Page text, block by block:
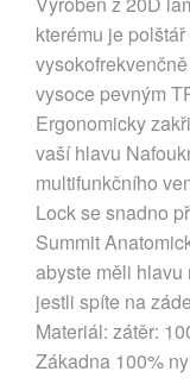
kterému je
vysoce pevným
Ergonomicky
vaší hlavu
multifunkčního
Lock se snadno
Summit
abyste měli hlavu
jestli spíte na
Materiál: zátěr:
Zákadna 100%